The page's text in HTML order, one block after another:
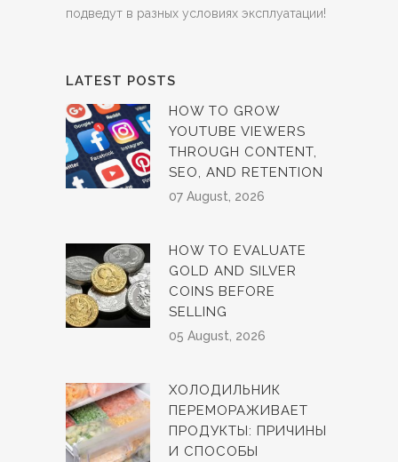
подведут в разных условиях эксплуатации!
LATEST POSTS
HOW TO GROW
YOUTUBE VIEWERS
THROUGH CONTENT,
SEO, AND RETENTION
07 August, 2026
HOW TO EVALUATE
GOLD AND SILVER
COINS BEFORE
SELLING
05 August, 2026
ХОЛОДИЛЬНИК
ПЕРЕМОРАЖИВАЕТ
ПРОДУКТЫ: ПРИЧИНЫ
И СПОСОБЫ